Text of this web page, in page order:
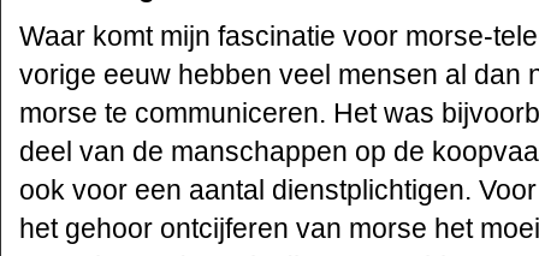
Waar komt mijn fascinatie voor morse-
vorige eeuw hebben veel mensen al dan
morse te communiceren. Het was
deel van de manschappen op de
ook voor een aantal dienstplichtigen.
het gehoor ontcijferen van morse het